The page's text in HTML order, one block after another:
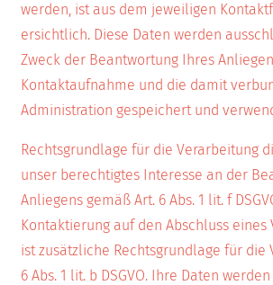
werden, ist aus dem jeweiligen
ersichtlich. Diese Daten werden
Zweck der Beantwortung Ihres
Kontaktaufnahme und die damit
Administration gespeichert und
Rechtsgrundlage für die Verarbeitung
unser berechtigtes Interesse an der
Anliegens gemäß Art. 6 Abs. 1 lit. f
Kontaktierung auf den Abschluss eines
ist zusätzliche Rechtsgrundlage für die
6 Abs. 1 lit. b DSGVO. Ihre Daten